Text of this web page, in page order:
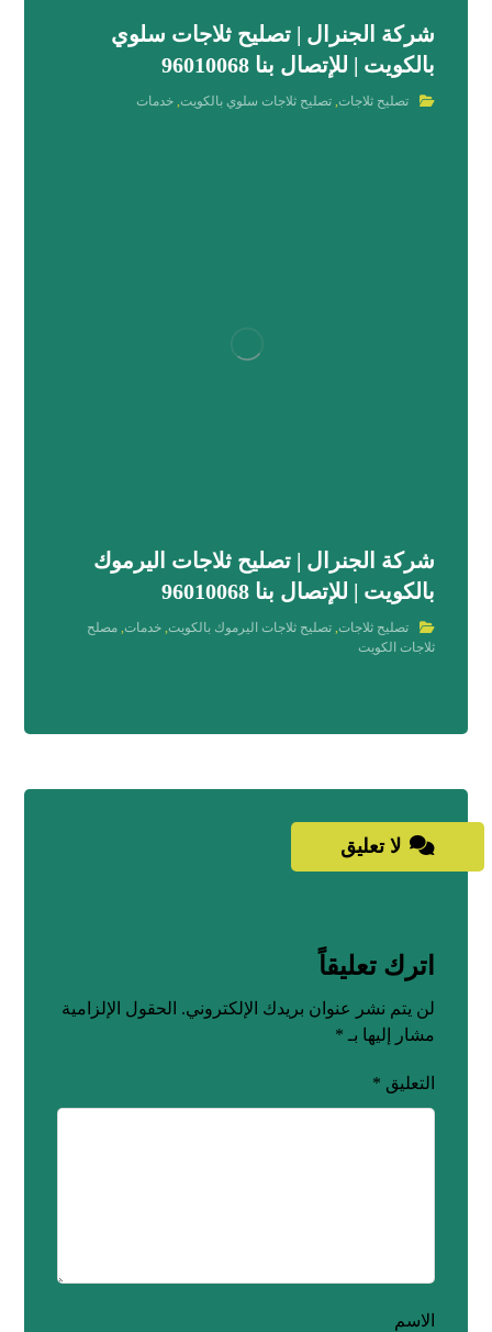
شركة الجنرال | تصليح ثلاجات سلوي
بالكويت | للإتصال بنا 96010068
تصليح ثلاجات,تصليح ثلاجات سلوي بالكويت,خدمات
شركة الجنرال | تصليح ثلاجات اليرموك
بالكويت | للإتصال بنا 96010068
تصليح ثلاجات,تصليح ثلاجات اليرموك بالكويت,خدمات,مصلح
ثلاجات الكويت
لا تعليق
اترك تعليقاً
لن يتم نشر عنوان بريدك الإلكتروني. الحقول الإلزامية
مشار إليها بـ *
التعليق *
الاسم